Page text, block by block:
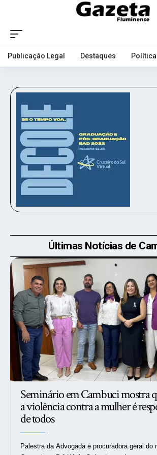
Publicação Legal Destaques Política
Últimas Notícias de
Seminário em Cambuci mostra
a violência contra a mulher é
de todos
Palestra da Advogada e procuradora geral do